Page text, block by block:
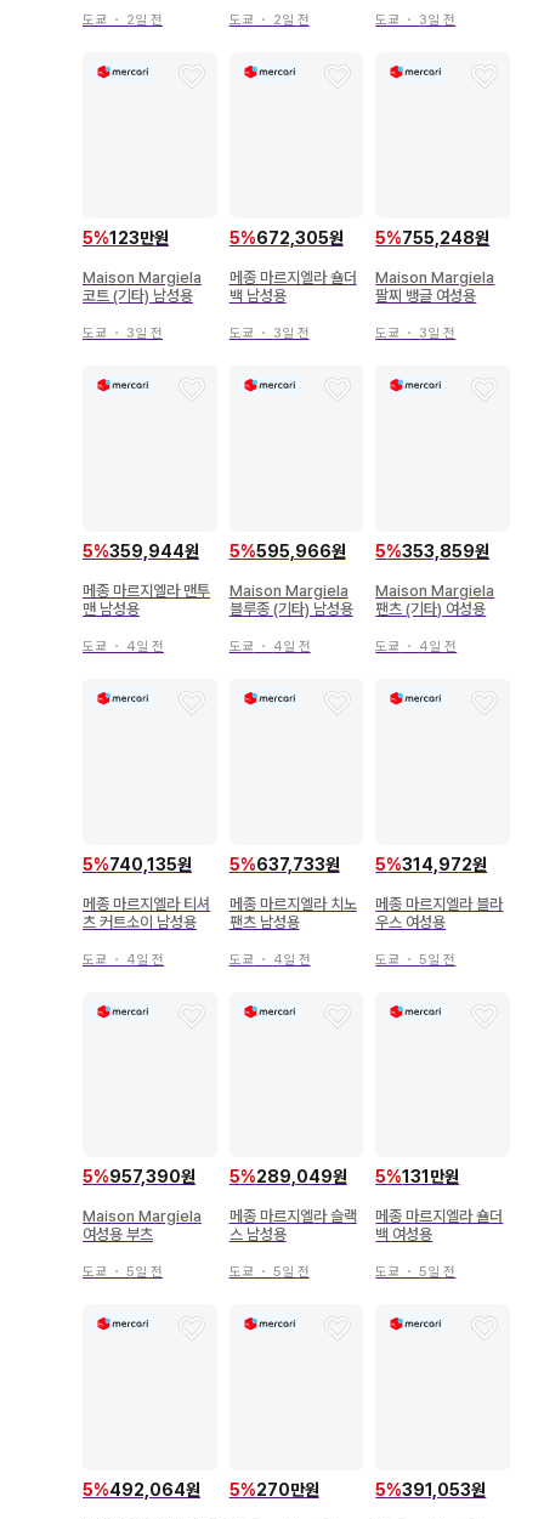
도쿄 ・ 2일 전 도쿄 ・ 2일 전 도쿄 ・ 3일 전
5%123만원
Maison Margiela
코트 (기타) 남성용
도쿄 ・ 3일 전
5%672,305원
메종 마르지엘라 숄더
백 남성용
도쿄 ・ 3일 전
5%755,248원
Maison Margiela
팔찌 뱅글 여성용
도쿄 ・ 3일 전
5%359,944원
메종 마르지엘라 맨투
맨 남성용
도쿄 ・ 4일 전
5%595,966원
Maison Margiela
블루종 (기타) 남성용
도쿄 ・ 4일 전
5%353,859원
Maison Margiela
팬츠 (기타) 여성용
도쿄 ・ 4일 전
5%740,135원
메종 마르지엘라 티셔
츠 커트소이 남성용
도쿄 ・ 4일 전
5%637,733원
메종 마르지엘라 치노
팬츠 남성용
도쿄 ・ 4일 전
5%314,972원
메종 마르지엘라 블라
우스 여성용
도쿄 ・5일 전
5%957,390원
Maison Margiela
여성용 부츠
도쿄 ・ 5일 전
5%289,049원
메종 마르지엘라 슬랙
스 남성용
도쿄 ・ 5일 전
5%131만원
메종 마르지엘라 숄더
백 여성용
도쿄 ・5일 전
5%492,064원 5%270만원 5%391,053원